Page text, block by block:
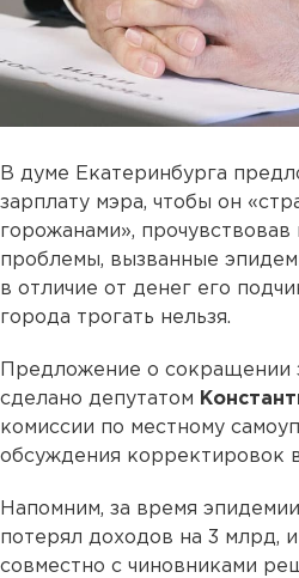
В думе Екатеринбурга
зарплату мэра, чтобы он
горожанами»,
проблемы, вызванные
в отличие от денег его
города трогать нельзя.
Предложение о сокращении
сделано депутатом
комиссии по местному
обсуждения корректировок
Напомним, за время
потерял доходов на 3 млрд,
совместно с чиновниками